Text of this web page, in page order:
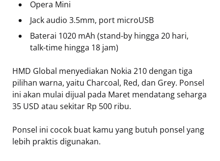
Opera Mini
Jack audio 3.5mm, port microUSB
Baterai 1020 mAh (stand-by hingga 20 hari,
talk-time hingga 18 jam)
HMD Global menyediakan Nokia 210 dengan tiga
pilihan warna, yaitu Charcoal, Red, dan Grey. Ponsel
ini akan mulai dijual pada Maret mendatang seharga
35 USD atau sekitar Rp 500 ribu.
Ponsel ini cocok buat kamu yang butuh ponsel yang
lebih praktis digunakan.